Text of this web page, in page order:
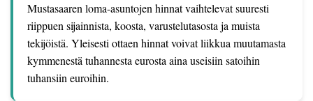
Mustasaaren loma-asuntojen hinnat vaihtelevat suuresti
riippuen sijainnista, koosta, varustelutasosta ja muista
tekijöistä. Yleisesti ottaen hinnat voivat liikkua muutamasta
kymmenestä tuhannesta eurosta aina useisiin satoihin
tuhansiin euroihin.